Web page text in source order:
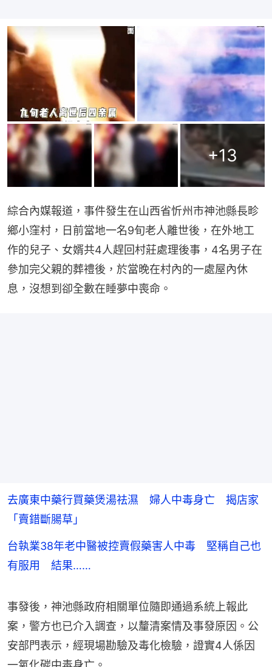
+13
綜合內媒報道，事件發生在山西省忻州市神池縣長畛
鄉小窪村，日前當地一名9旬老人離世後，在外地工
作的兒子、女婿共4人趕回村莊處理後事，4名男子在
參加完父親的葬禮後，於當晚在村內的一處屋內休
息，沒想到卻全數在睡夢中喪命。
去廣東中藥行買藥煲湯祛濕 婦人中毒身亡 揭店家
「賣錯斷腸草」
台執業38年老中醫被控賣假藥害人中毒 堅稱自己也
有服用 結果……
事發後，神池縣政府相關單位隨即通過系統上報此
案，警方也已介入調查，以釐清案情及事發原因。公
安部門表示，經現場勘驗及毒化檢驗，證實4人係因